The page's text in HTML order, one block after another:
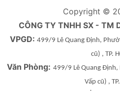
Copyright ©
CÔNG TY TNHH SX - TM
VPGD: 499/9 Lê Quang Định,
cũ) , TP.
Văn Phòng: 499/9 Lê Quang Định,
Vấp cũ) ,